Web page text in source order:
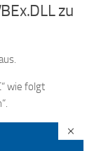
zu
wie folgt